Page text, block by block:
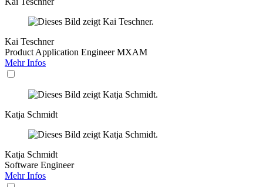
Kai Teschner
Product Application Engineer MXAM
Mehr Infos
Katja Schmidt
Katja Schmidt
Software Engineer
Mehr Infos